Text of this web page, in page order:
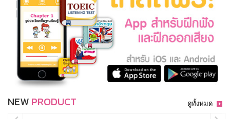
NEW PRODUCT ดูทั้งหมด